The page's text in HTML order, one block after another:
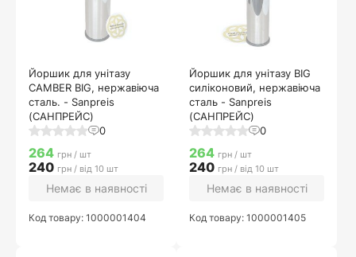
Йоршик для унітазу
CAMBER BIG, нержавіюча
сталь. - Sanpreis
(САНПРЕЙС)
0
264 грн / шт
240 грн / від 10 шт
Немає в наявності
Код товару: 1000001404
Йоршик для унітазу BIG
силіконовий, нержавіюча
сталь - Sanpreis
(САНПРЕЙС)
0
264 грн / шт
240 грн / від 10 шт
Немає в наявності
Код товару: 1000001405